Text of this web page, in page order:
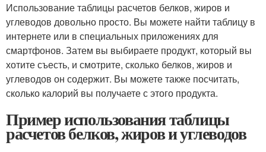
Использование таблицы расчетов белков, жиров и
углеводов довольно просто. Вы можете найти таблицу в
интернете или в специальных приложениях для
смартфонов. Затем вы выбираете продукт, который вы
хотите съесть, и смотрите, сколько белков, жиров и
углеводов он содержит. Вы можете также посчитать,
сколько калорий вы получаете с этого продукта.
Пример использования таблицы
расчетов белков, жиров и углеводов